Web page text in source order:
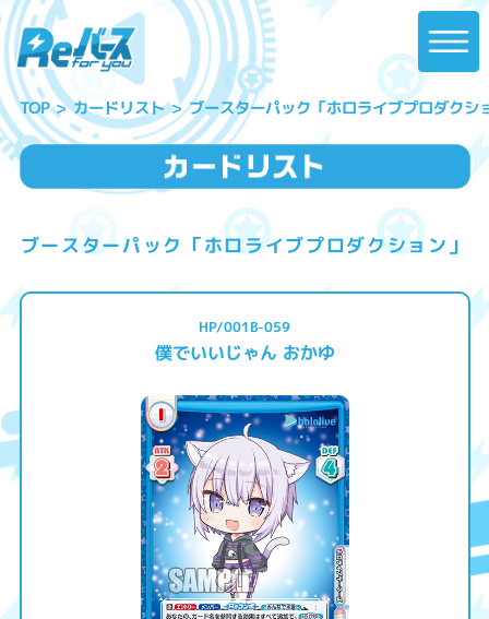
TOP カードリスト ブースターパック「ホロライブプロダクシ
ブースターパック「ホロライブプロダクション」
HP/001B-059
僕でいいじゃん おかゆ